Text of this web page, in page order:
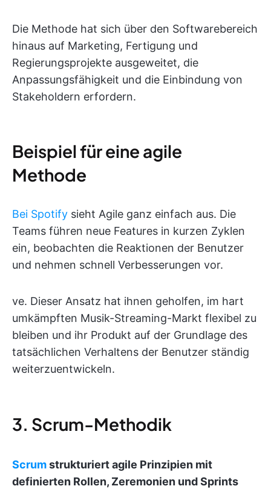
Die Methode hat sich über den Softwarebereich
hinaus auf Marketing, Fertigung und
Regierungsprojekte ausgeweitet, die
Anpassungsfähigkeit und die Einbindung von
Stakeholdern erfordern.
Beispiel für eine agile
Methode
Bei Spotify sieht Agile ganz einfach aus. Die
Teams führen neue Features in kurzen Zyklen
ein, beobachten die Reaktionen der Benutzer
und nehmen schnell Verbesserungen vor.
ve. Dieser Ansatz hat ihnen geholfen, im hart
umkämpften Musik-Streaming-Markt flexibel zu
bleiben und ihr Produkt auf der Grundlage des
tatsächlichen Verhaltens der Benutzer ständig
weiterzuentwickeln.
3. Scrum-Methodik
Scrumstrukturiert agile Prinzipien mit
definierten Rollen, Zeremonien und Sprints